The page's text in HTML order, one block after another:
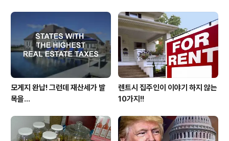
모게지 완납! 그런데 재산세가 발
목을...
렌트시 집주인이 이야기 하지 않는
10가지!!